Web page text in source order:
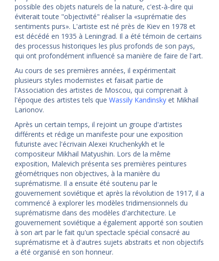
possible des objets naturels de la nature, c'est-à-dire qui
éviterait toute "objectivité" réaliser la «suprématie des
sentiments purs». L'artiste est né près de Kiev en 1978 et
est décédé en 1935 à Leningrad. Il a été témoin de certains
des processus historiques les plus profonds de son pays,
qui ont profondément influencé sa manière de faire de l'art.
Au cours de ses premières années, il expérimentait
plusieurs styles modernistes et faisait partie de
l'Association des artistes de Moscou, qui comprenait à
l'époque des artistes tels que Wassily Kandinsky et Mikhail
Larionov.
Après un certain temps, il rejoint un groupe d'artistes
différents et rédige un manifeste pour une exposition
futuriste avec l'écrivain Alexei Kruchenkykh et le
compositeur Mikhail Matyushin. Lors de la même
exposition, Malevich présenta ses premières peintures
géométriques non objectives, à la manière du
suprématisme. Il a ensuite été soutenu par le
gouvernement soviétique et après la révolution de 1917, il a
commencé à explorer les modèles tridimensionnels du
suprématisme dans des modèles d'architecture. Le
gouvernement soviétique a également apporté son soutien
à son art par le fait qu'un spectacle spécial consacré au
suprématisme et à d'autres sujets abstraits et non objectifs
a été organisé en son honneur.